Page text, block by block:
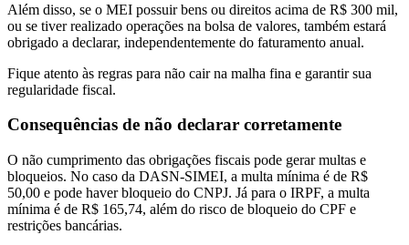
Além disso, se o MEI possuir bens ou direitos acima de R$ 300 mil,
ou se tiver realizado operações na bolsa de valores, também estará
obrigado a declarar, independentemente do faturamento anual.
Fique atento às regras para não cair na malha fina e garantir sua
regularidade fiscal.
Consequências de não declarar corretamente
O não cumprimento das obrigações fiscais pode gerar multas e
bloqueios. No caso da DASN-SIMEI, a multa mínima é de R$
50,00 e pode haver bloqueio do CNPJ. Já para o IRPF, a multa
mínima é de R$ 165,74, além do risco de bloqueio do CPF e
restrições bancárias.